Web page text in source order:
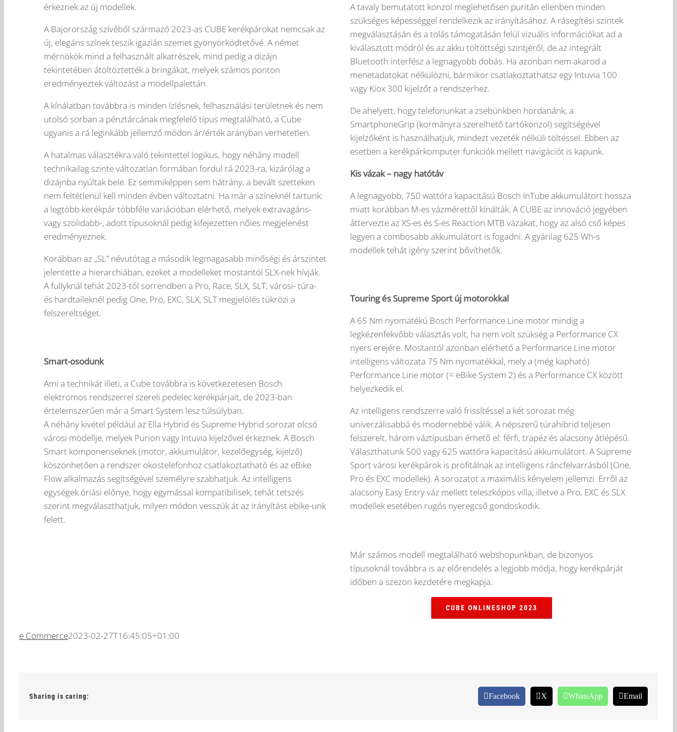
érkeznek az új modellek.
A Bajorország szívéből származó 2023-as CUBE kerékpárokat nemcsak az
új, elegáns színek teszik igazián szemet gyönyörködtetővé. A német
mérnökök mind a felhasznált alkatrészek, mind pedig a dizájn
tekintetében átöltöztették a bringákat, melyek számos ponton
eredményeztek változást a modellpalettán.
A kínálatban továbbra is minden ízlésnek, felhasználási területnek és nem
utolsó sorban a pénztárcának megfelelő típus megtalálható, a Cube
ugyanis a rá leginkább jellemző módon ár/érték arányban verhetetlen.
A hatalmas választékra való tekintettel logikus, hogy néhány modell
technikailag szinte változatlan formában fordul rá 2023-ra, kizárólag a
dizájnba nyúltak bele. Ez semmiképpen sem hátrány, a bevált szetteken
nem feltétlenül kell minden évben változtatni. Ha már a színeknél tartunk:
a legtöbb kerékpár többféle variációban elérhető, melyek extravagáns-
vagy szolidabb-, adott típusoknál pedig kifejezetten nőies megjelenést
eredményeznek.
Korábban az „SL” névutótag a második legmagasabb minőségi és árszintet
jelentette a hierarchiában, ezeket a modelleket mostantól SLX-nek hívják.
A fullyknál tehát 2023-tól sorrendben a Pro, Race, SLX, SLT, városi- túra-
és hardtaileknél pedig One, Pro, EXC, SLX, SLT megjelölés tükrözi a
felszereltséget.
Smart-osodunk
Ami a technikát illeti, a Cube továbbra is következetesen Bosch
elektromos rendszerrel szereli pedelec kerékpárjait, de 2023-ban
értelemszerűen már a Smart System lesz túlsúlyban.
A néhány kivétel például az Ella Hybrid és Supreme Hybrid sorozat olcsó
városi modellje, melyek Purion vagy Intuvia kijelzővel érkeznek. A Bosch
Smart komponenseknek (motor, akkumulátor, kezelőegység, kijelző)
köszönhetően a rendszer okostelefonhoz csatlakoztatható és az eBike
Flow alkalmazás segítségével személyre szabhatjuk. Az intelligens
egységek óriási előnye, hogy egymással kompatibilisek, tehát tetszés
szerint megválaszthatjuk, milyen módon vesszük át az irányítást ebike-unk
felett.
A tavaly bemutatott konzol meglehetősen puritán ellenben minden
szükséges képességgel rendelkezik az irányításához. A rásegítési szintek
megválasztásán és a tolás támogatásán felül vizuális információkat ad a
kiválasztott módról és az akku töltöttségi szintjéről, de az integrált
Bluetooth interfész a legnagyobb dobás. Ha azonban nem akarod a
menetadatokat nélkülözni, bármikor csatlakoztathatsz egy Intuvia 100
vagy Kiox 300 kijelzőt a rendszerhez.
De ahelyett, hogy telefonunkat a zsebünkben hordanánk, a
SmartphoneGrip (kormányra szerelhető tartókonzol) segítségével
kijelzőként is használhatjuk, mindezt vezeték nélküli töltéssel. Ebben az
esetben a kerékpárkomputer funkciók mellett navigációt is kapunk.
Kis vázak – nagy hatótáv
A legnagyobb, 750 wattóra kapacitású Bosch InTube akkumulátort hossza
miatt korábban M-es vázmérettől kínálták. A CUBE az innováció jegyében
áttervezte az XS-es és S-es Reaction MTB vázakat, hogy az alsó cső képes
legyen a combosabb akkumulátort is fogadni. A gyárilag 625 Wh-s
modellek tehát igény szerint bővíthetők.
Touring és Supreme Sport új motorokkal
A 65 Nm nyomatékú Bosch Performance Line motor mindig a
legkézenfekvőbb választás volt, ha nem volt szükség a Performance CX
nyers erejére. Mostantól azonban elérhető a Performance Line motor
intelligens változata 75 Nm nyomatékkal, mely a (még kapható)
Performance Line motor (= eBike System 2) és a Performance CX között
helyezkedik el.
Az intelligens rendszerre való frissítéssel a két sorozat még
univerzálisabbá és modernebbé válik. A népszerű túrahibrid teljesen
felszerelt, három váztípusban érhető el: férfi, trapéz és alacsony átlépésű.
Választhatunk 500 vagy 625 wattóra kapacitású akkumulátort. A Supreme
Sport városi kerékpárok is profitálnak az intelligens ráncfelvarrásból (One,
Pro és EXC modellek). A sorozatot a maximális kényelem jellemzi. Erről az
alacsony Easy Entry váz mellett teleszkópos villa, illetve a Pro, EXC és SLX
modellek esetében rugós nyeregcső gondoskodik.
Már számos modell megtalálható webshopunkban, de bizonyos
típusoknál továbbra is az előrendelés a legjobb módja, hogy kerékpárját
időben a szezon kezdetére megkapja.
CUBE ONLINESHOP 2023
e Commerce2023-02-27T16:45:05+01:00
Sharing is caring: Facebook X WhatsApp Email